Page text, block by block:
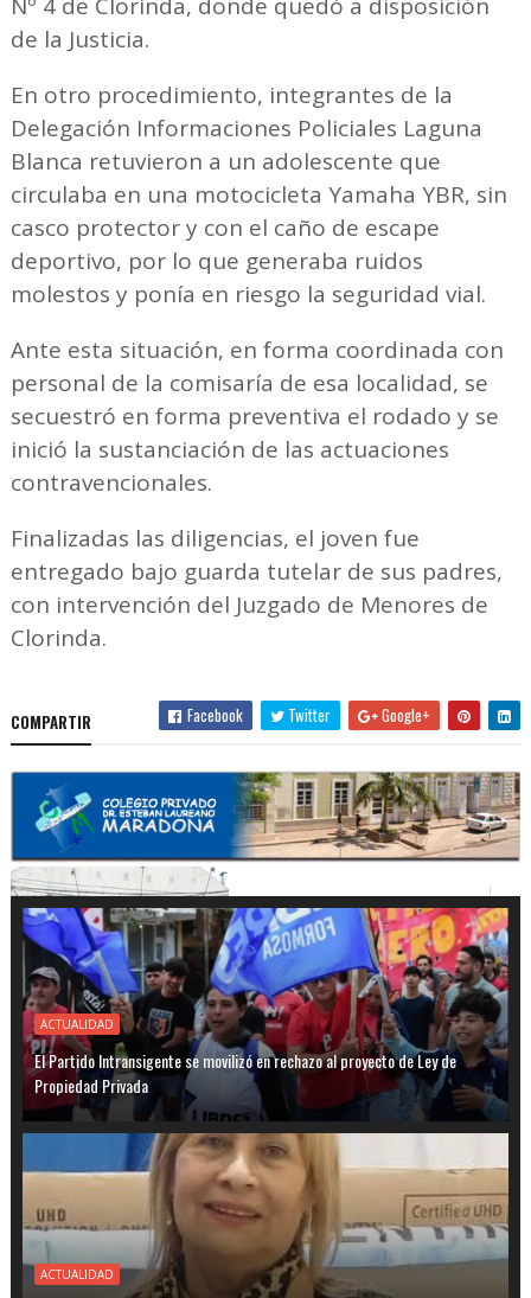
de la Justicia.
En otro procedimiento, integrantes de la
Delegación Informaciones Policiales Laguna
Blanca retuvieron a un adolescente que
circulaba en una motocicleta Yamaha YBR, sin
casco protector y con el caño de escape
deportivo, por lo que generaba ruidos
molestos y ponía en riesgo la seguridad vial.
Ante esta situación, en forma coordinada con
personal de la comisaría de esa localidad, se
secuestró en forma preventiva el rodado y se
inició la sustanciación de las actuaciones
contravencionales.
Finalizadas las diligencias, el joven fue
entregado bajo guarda tutelar de sus padres,
con intervención del Juzgado de Menores de
Clorinda.
COMPARTIR Facebook Twitter Google+
ACTUALIDAD
El Partido Intransigente se movilizó en rechazo al proyecto de Ley de
Propiedad Privada
ACTUALIDAD